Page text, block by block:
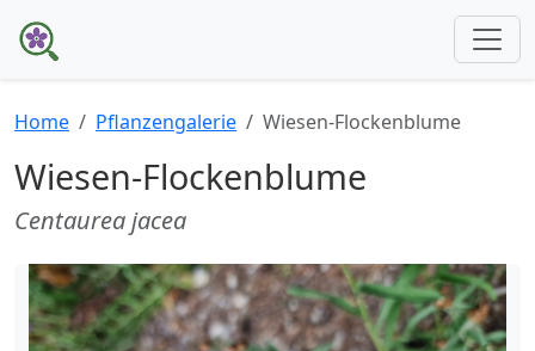
Home Pflanzengalerie Wiesen-Flockenblume
Wiesen-Flockenblume
Centaurea jacea